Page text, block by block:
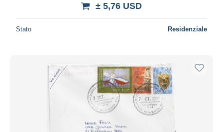
± 5,76 USD
Stato Residenziale